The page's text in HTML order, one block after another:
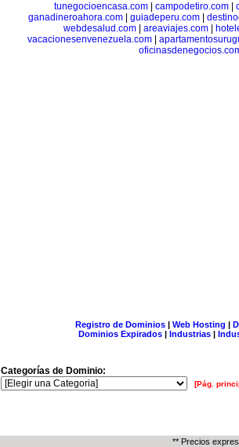
tunegocioencasa.com| campodetiro.com|
ganadineroahora.com
guiadeperu.com
webdesalud.com
areaviajes.com
vacacionesenvenezuela.com|
Registro de Dominios| Web Hosting |
Dominios Expirados | Industrias |
Categorías de Dominio:
[Pág.
** Precios